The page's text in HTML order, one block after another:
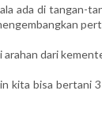
ada di tangan-
dari
kita bisa bertani